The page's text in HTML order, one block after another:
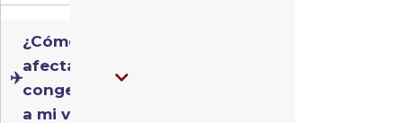
✈️
¿Cómo
afecta la
congestión
a mi vuelo?